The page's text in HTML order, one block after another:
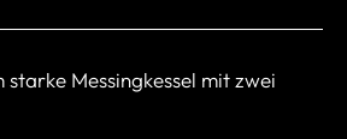
Messingkessel mit zwei